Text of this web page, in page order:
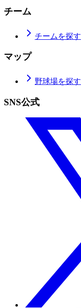
チーム
チームを探す
マップ
野球場を探す
SNS公式